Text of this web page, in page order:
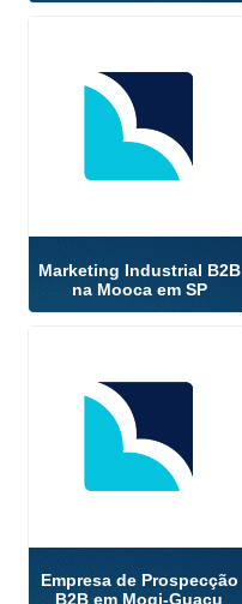
Marketing Industrial B2B
na Mooca em SP
Empresa de Prospecção
B2B em Mogi-Guaçu